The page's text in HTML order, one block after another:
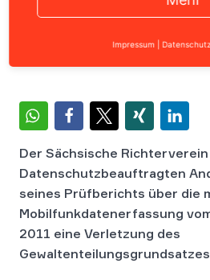
Der Sächsische
Datenschutzbeauftragten
seines Prüfberichts über die
Mobilfunkdatenerfassung
2011 eine Verletzung des
Impressum